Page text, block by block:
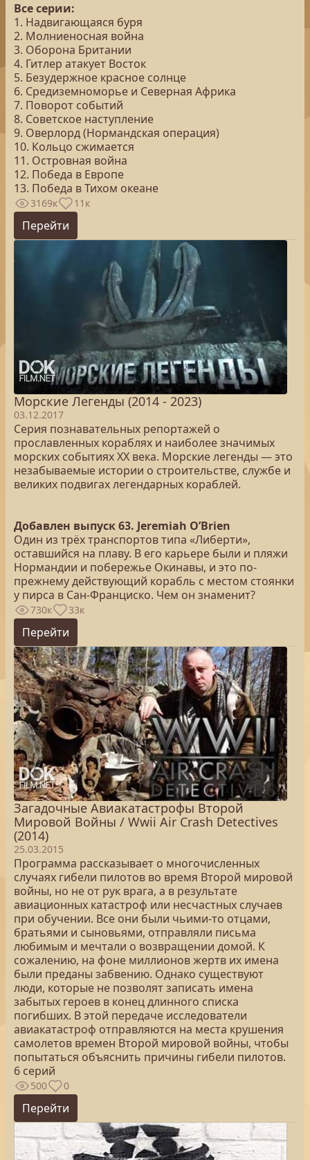
Все серии:
1. Надвигающаяся буря
2. Молниеносная война
3. Оборона Британии
4. Гитлер атакует Восток
5. Безудержное красное солнце
6. Средиземноморье и Северная Африка
7. Поворот событий
8. Советское наступление
9. Оверлорд (Нормандская операция)
10. Кольцо сжимается
11. Островная война
12. Победа в Европе
13. Победа в Тихом океане
3169к 11к
Перейти
Морские Легенды (2014 - 2023)
03.12.2017
Серия познавательных репортажей о
прославленных кораблях и наиболее значимых
морских событиях XX века. Морские легенды — это
незабываемые истории о строительстве, службе и
великих подвигах легендарных кораблей.
Добавлен выпуск 63. Jeremiah O’Brien
Один из трёх транспортов типа «Либерти»,
оставшийся на плаву. В его карьере были и пляжи
Нормандии и побережье Окинавы, и это по-
прежнему действующий корабль с местом стоянки
у пирса в Сан-Франциско. Чем он знаменит?
730к 33к
Перейти
Загадочные Авиакатастрофы Второй
Мировой Войны / Wwii Air Crash Detectives
(2014)
25.03.2015
Программа рассказывает о многочисленных
случаях гибели пилотов во время Второй мировой
войны, но не от рук врага, а в результате
авиационных катастроф или несчастных случаев
при обучении. Все они были чьими-то отцами,
братьями и сыновьями, отправляли письма
любимым и мечтали о возвращении домой. К
сожалению, на фоне миллионов жертв их имена
были преданы забвению. Однако существуют
люди, которые не позволят записать имена
забытых героев в конец длинного списка
погибших. В этой передаче исследователи
авиакатастроф отправляются на места крушения
самолетов времен Второй мировой войны, чтобы
попытаться объяснить причины гибели пилотов.
6 серий
500 0
Перейти